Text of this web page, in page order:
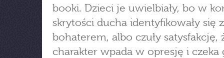
booki. Dzieci je uwielbiały, bo w
skrytości ducha identyfikowały się z
bohaterem, albo czuły satysfakcję,
charakter wpada w opresję i czeka